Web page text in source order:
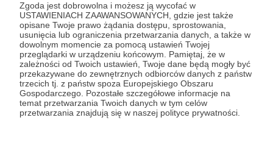
Zgoda jest dobrowolna i możesz ją wycofać w
USTAWIENIACH ZAAWANSOWANYCH, gdzie jest także
opisane Twoje prawo żądania dostępu, sprostowania,
usunięcia lub ograniczenia przetwarzania danych, a także w
dowolnym momencie za pomocą ustawień Twojej
przeglądarki w urządzeniu końcowym. Pamiętaj, że w
zależności od Twoich ustawień, Twoje dane będą mogły być
przekazywane do zewnętrznych odbiorców danych z państw
trzecich tj. z państw spoza Europejskiego Obszaru
Gospodarczego. Pozostałe szczegółowe informacje na
temat przetwarzania Twoich danych w tym celów
przetwarzania znajdują się w naszej polityce prywatności.
Zobacz profil autora
Zobacz również
URUCHAMIAMY NOWY PROGRAM